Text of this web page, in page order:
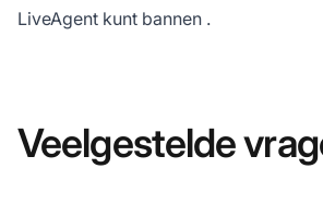
LiveAgent kunt bannen .
Veelgestelde